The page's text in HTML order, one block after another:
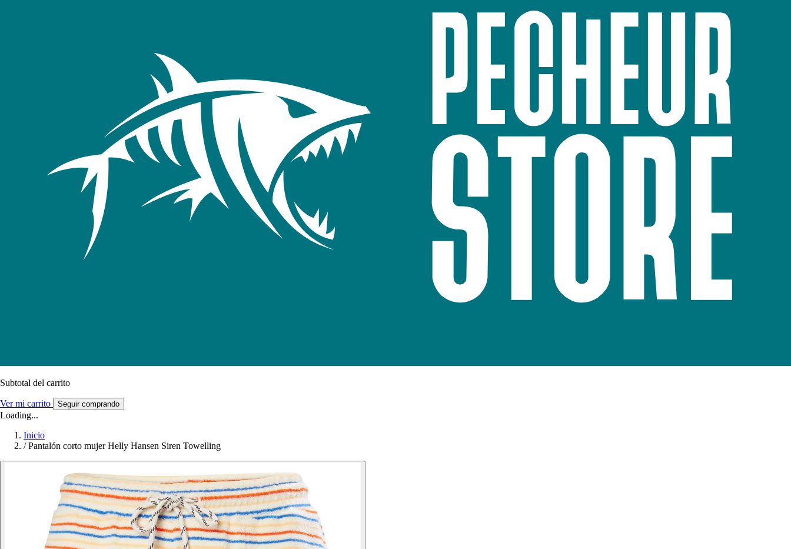
Subtotal del carrito
Ver mi carrito Seguir comprando
Loading...
Inicio
/ Pantalón corto mujer Helly Hansen Siren Towelling